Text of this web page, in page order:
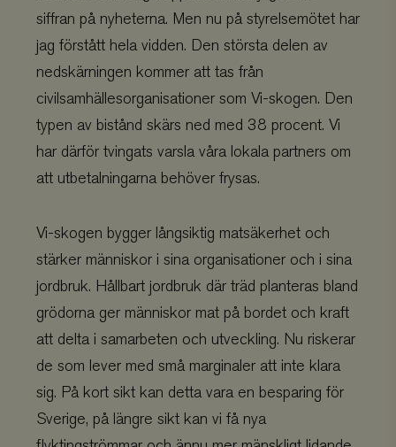
siffran på nyheterna. Men nu på styrelsemötet har
jag förstått hela vidden. Den största delen av
nedskärningen kommer att tas från
civilsamhällesorganisationer som Vi-skogen. Den
typen av bistånd skärs ned med 38 procent. Vi
har därför tvingats varsla våra lokala partners om
att utbetalningarna behöver frysas.
Vi-skogen bygger långsiktig matsäkerhet och
stärker människor i sina organisationer och i sina
jordbruk. Hållbart jordbruk där träd planteras bland
grödorna ger människor mat på bordet och kraft
att delta i samarbeten och utveckling. Nu riskerar
de som lever med små marginaler att inte klara
sig. På kort sikt kan detta vara en besparing för
Sverige, på längre sikt kan vi få nya